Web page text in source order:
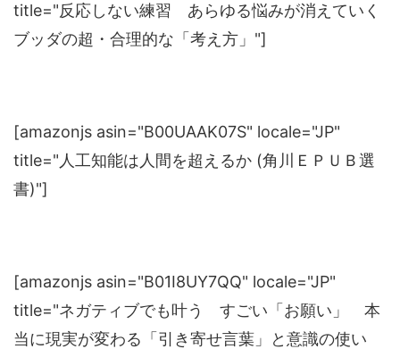
title="反応しない練習 あらゆる悩みが消えていく
ブッダの超・合理的な「考え方」"]
[amazonjs asin="B00UAAK07S" locale="JP"
title="人工知能は人間を超えるか (角川ＥＰＵＢ選
書)"]
[amazonjs asin="B01I8UY7QQ" locale="JP"
title="ネガティブでも叶う すごい「お願い」 本
当に現実が変わる「引き寄せ言葉」と意識の使い